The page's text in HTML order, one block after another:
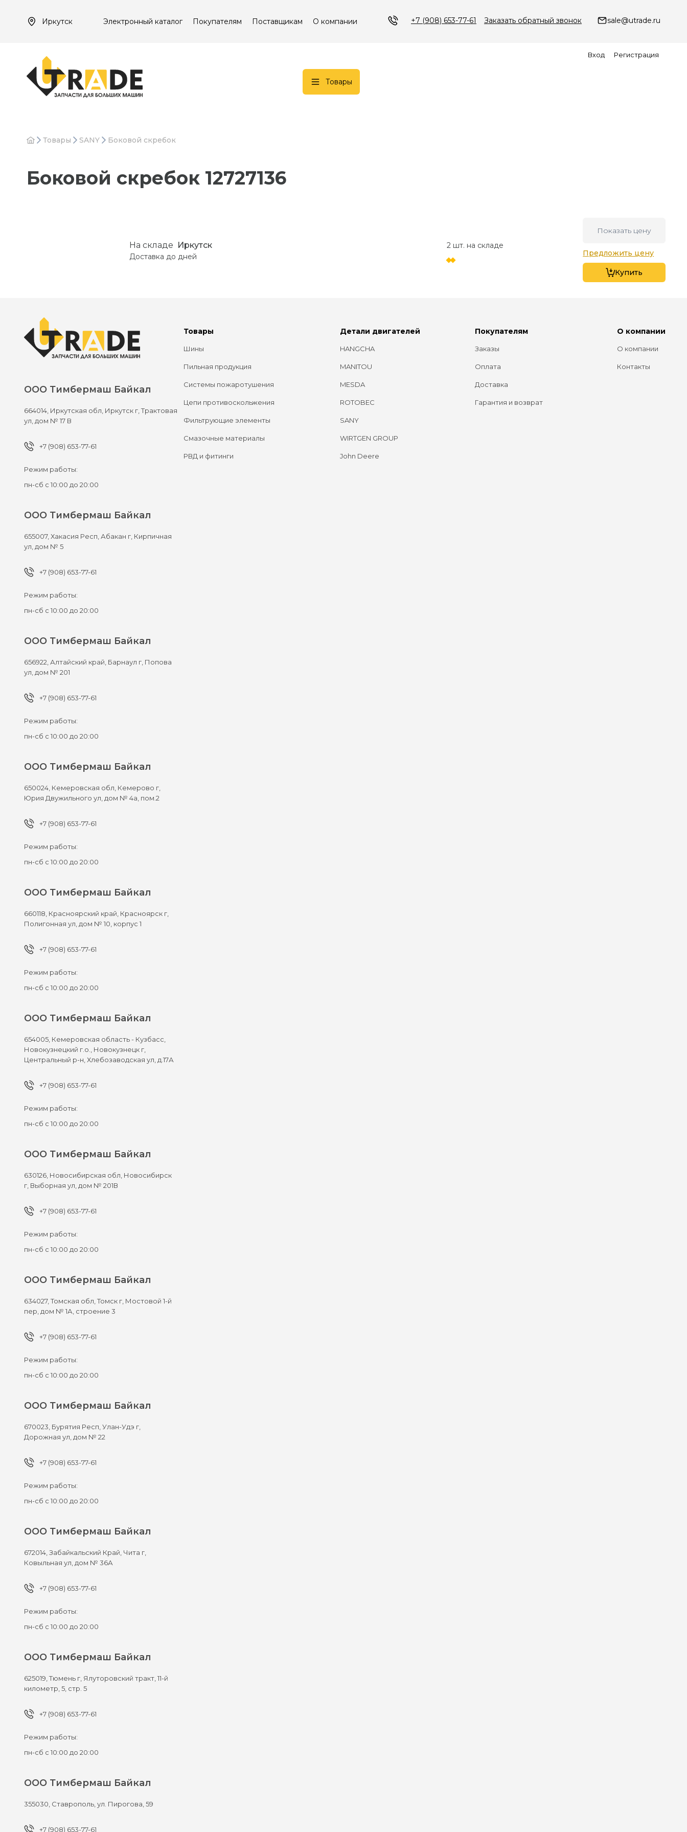
Иркутск Электронный каталог Покупателям Поставщикам О компании +7 (908) 653-77-61 Заказать обратный звонок sale@utrade.ru
Вход Регистрация
Товары
Товары SANY Боковой скребок
Боковой скребок 12727136
На складе Иркутск
Доставка до дней
2 шт. на складе
Показать цену
Предложить цену
Купить
ООО Тимбермаш Байкал
664014, Иркутская обл, Иркутск г,Трактовая
ул, дом № 17 В
+7 (908) 653-77-61
Режим работы:
пн-сб с 10:00 до 20:00
ООО Тимбермаш Байкал
655007,Хакасия Респ, Абакан г, Кирпичная
ул, дом № 5
+7 (908) 653-77-61
Режим работы:
пн-сб с 10:00 до 20:00
ООО Тимбермаш Байкал
656922, Алтайский край, Барнаул г, Попова
ул, дом № 201
+7 (908) 653-77-61
Режим работы:
пн-сб с 10:00 до 20:00
ООО Тимбермаш Байкал
650024, Кемеровская обл, Кемерово г,
Юрия Двужильного ул, дом № 4а, пом.2
+7 (908) 653-77-61
Режим работы:
пн-сб с 10:00 до 20:00
ООО Тимбермаш Байкал
660118, Красноярский край, Красноярск г,
Полигонная ул, дом № 10, корпус 1
+7 (908) 653-77-61
Режим работы:
пн-сб с 10:00 до 20:00
ООО Тимбермаш Байкал
654005, Кемеровская область - Кузбасс,
Новокузнецкий г.о., Новокузнецк г,
Центральный р-н, Хлебозаводская ул, д.17А
+7 (908) 653-77-61
Режим работы:
пн-сб с 10:00 до 20:00
ООО Тимбермаш Байкал
630126, Новосибирская обл, Новосибирск
г, Выборная ул, дом № 201В
+7 (908) 653-77-61
Режим работы:
пн-сб с 10:00 до 20:00
ООО Тимбермаш Байкал
634027,Томская обл, Томск г, Мостовой 1-й
пер, дом № 1А, строение 3
+7 (908) 653-77-61
Режим работы:
пн-сб с 10:00 до 20:00
ООО Тимбермаш Байкал
670023, Бурятия Респ, Улан-Удэ г,
Дорожная ул, дом № 22
+7 (908) 653-77-61
Режим работы:
пн-сб с 10:00 до 20:00
ООО Тимбермаш Байкал
672014,Забайкальский Край, Чита г,
Ковыльная ул, дом № 36А
+7 (908) 653-77-61
Режим работы:
пн-сб с 10:00 до 20:00
ООО Тимбермаш Байкал
625019,Тюмень г, Ялуторовский тракт, 11-й
километр, 5, стр. 5
+7 (908) 653-77-61
Режим работы:
пн-сб с 10:00 до 20:00
ООО Тимбермаш Байкал
355030, Ставрополь,ул. Пирогова, 59
+7 (908) 653-77-61
Товары
Шины
Пильная продукция
Системы пожаротушения
Цепи противоскольжения
Фильтрующие элементы
Смазочные материалы
РВД и фитинги
Детали двигателей
HANGCHA
MANITOU
MESDA
ROTOBEC
SANY
WIRTGEN GROUP
John Deere
Покупателям
Заказы
Оплата
Доставка
Гарантия и возврат
О компании
О компании
Контакты